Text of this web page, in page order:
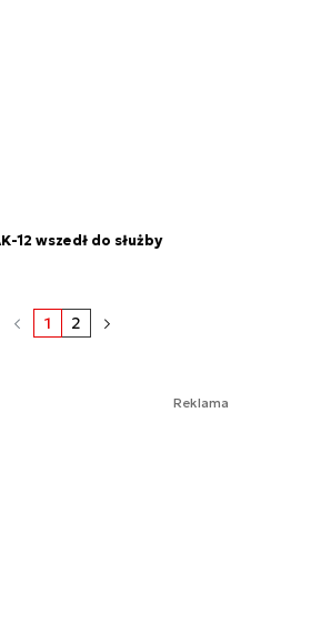
12 wszedł do służby
1 2
Reklama